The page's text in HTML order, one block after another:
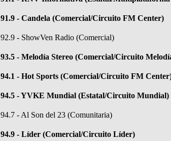
91.9 - Candela (Comercial/Circuito FM Center)
92.9 - ShowVen Radio (Comercial)
93.5 - Melodía Stereo (Comercial/Circuito
94.1 - Hot Sports (Comercial/Circuito FM
94.5 - YVKE Mundial (Estatal/Circuito Mundial)
94.7 - Al Son del 23 (Comunitaria)
94.9 - Líder (Comercial/Circuito Líder)